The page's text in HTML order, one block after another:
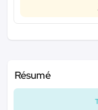
Résumé